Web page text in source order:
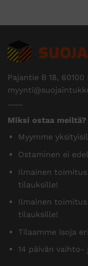
Pajantie B 18,
Miksi ostaa meiltä?
Myymme
Ostaminen ei
Ilmainen
tilauksille!
Ilmainen
tilauksille!
Tilaamme isoja
14 päivän